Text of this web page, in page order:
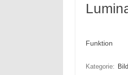
Funktion
Kategorie: